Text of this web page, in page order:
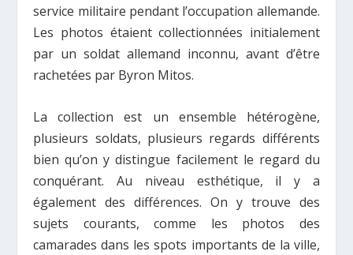
service militaire pendant l’occupation allemande.
Les photos étaient collectionnées initialement
par un soldat allemand inconnu, avant d’être
rachetées par Byron Mitos.
La collection est un ensemble hétérogène,
plusieurs soldats, plusieurs regards différents
bien qu’on y distingue facilement le regard du
conquérant. Au niveau esthétique, il y a
également des différences. On y trouve des
sujets courants, comme les photos des
camarades dans les spots importants de la ville,